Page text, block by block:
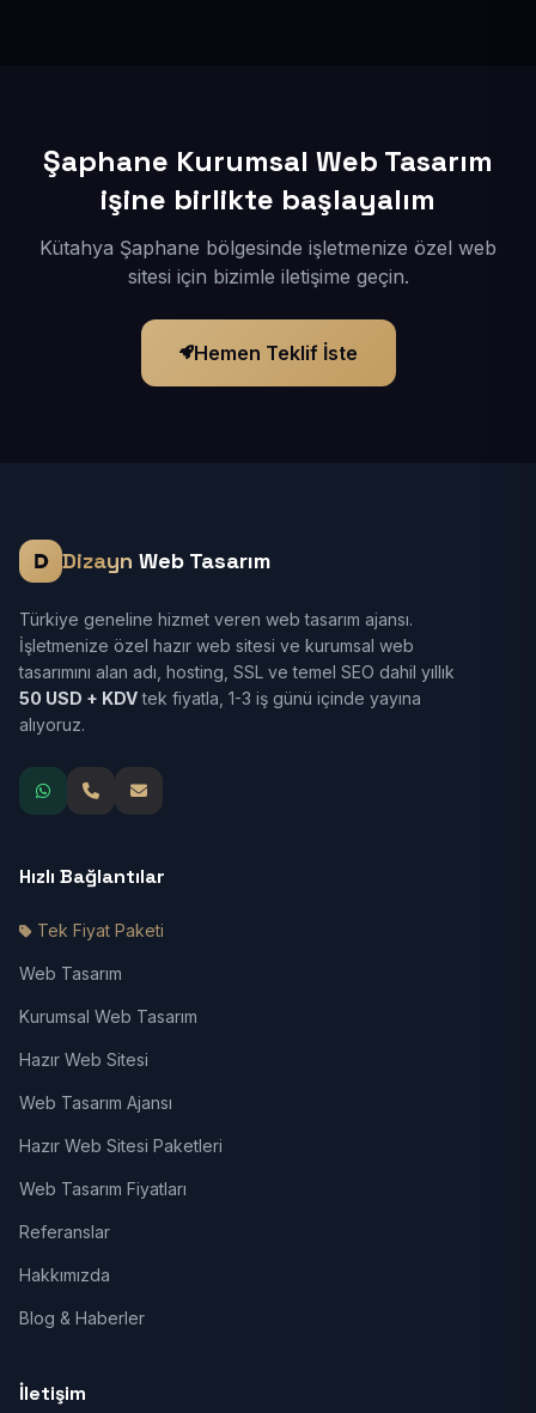
Şaphane Kurumsal Web Tasarım
işine birlikte başlayalım
Kütahya Şaphane bölgesinde işletmenize özel web
sitesi için bizimle iletişime geçin.
Hemen Teklif İste
Dizayn Web Tasarım
Türkiye geneline hizmet veren web tasarım ajansı.
İşletmenize özel hazır web sitesi ve kurumsal web
tasarımını alan adı, hosting, SSL ve temel SEO dahil yıllık
50 USD + KDVtek fiyatla, 1-3 iş günü içinde yayına
alıyoruz.
Hızlı Bağlantılar
Tek Fiyat Paketi
Web Tasarım
Kurumsal Web Tasarım
Hazır Web Sitesi
Web Tasarım Ajansı
Hazır Web Sitesi Paketleri
Web Tasarım Fiyatları
Referanslar
Hakkımızda
Blog & Haberler
İletişim